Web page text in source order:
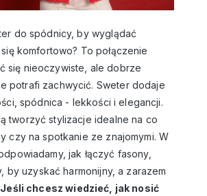
do spódnicy, by wyglądać
komfortowo? To połączenie
się nieoczywiste, ale dobrze
potrafi zachwycić. Sweter dodaje
spódnica - lekkości i elegancji.
tworzyć stylizacje idealne na co
czy na spotkanie ze znajomymi. W
jak łączyć fasony,
by uzyskać harmonijny, a zarazem
Jeśli chcesz wiedzieć, jak nosić